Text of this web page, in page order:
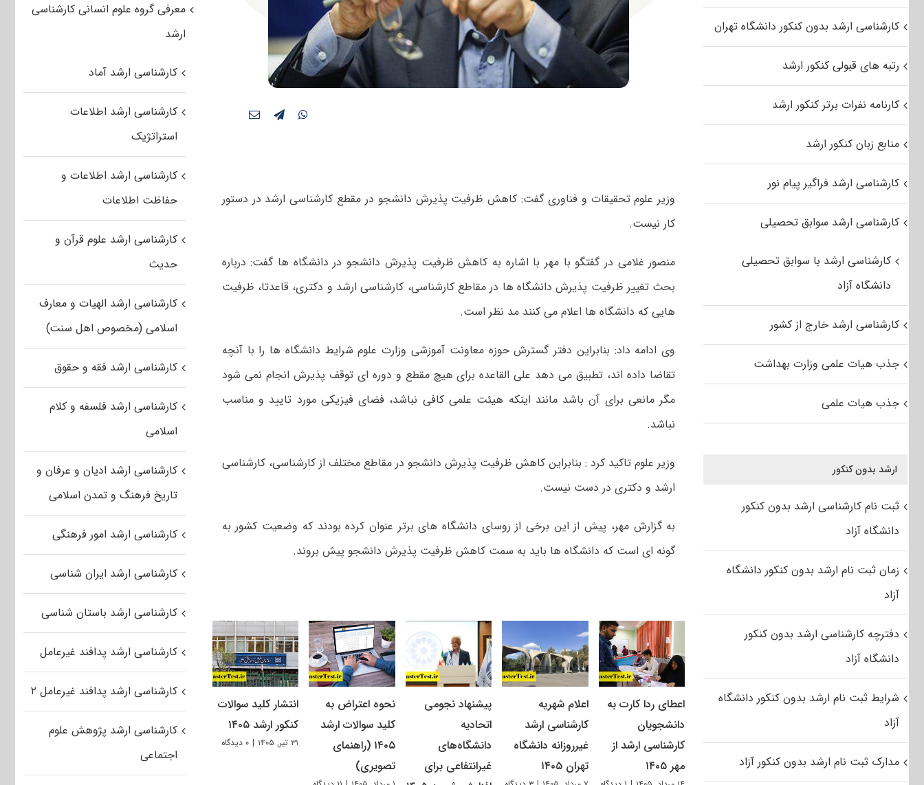
وزیر علوم تحقیقات و فناوری گفت: کاهش ظرفیت پذیرش دانشجو در مقطع کارشناسی ارشد در دستور
کار نیست.
منصور غلامی در گفتگو با مهر با اشاره به کاهش ظرفیت پذیرش دانشجو در دانشگاه ها گفت: درباره
بحث تغییر ظرفیت پذیرش دانشگاه ها در مقاطع کارشناسی، کارشناسی ارشد و دکتری، قاعدتا، ظرفیت
هایی که دانشگاه ها اعلام می کنند مد نظر است.
وی ادامه داد: بنابراین دفتر گسترش حوزه معاونت آموزشی وزارت علوم شرایط دانشگاه ها را با آنچه
تقاضا داده اند، تطبیق می دهد علی القاعده برای هیچ مقطع و دوره ای توقف پذیرش انجام نمی شود
مگر مانعی برای آن باشد مانند اینکه هیئت علمی کافی نباشد، فضای فیزیکی مورد تایید و مناسب
نباشد.
وزیر علوم تاکید کرد : بنابراین کاهش ظرفیت پذیرش دانشجو در مقاطع مختلف از کارشناسی، کارشناسی
ارشد و دکتری در دست نیست.
به گزارش مهر، پیش از این برخی از روسای دانشگاه های برتر عنوان کرده بودند که وضعیت کشور به
گونه ای است که دانشگاه ها باید به سمت کاهش ظرفیت پذیرش دانشجو پیش بروند.
اعطای ردا کارت به
دانشجویان
کارشناسی ارشد از
مهر ۱۴۰۵
اعلام شهریه
کارشناسی ارشد
غیرروزانه دانشگاه
تهران ۱۴۰۵
پیشنهاد نجومی
اتحادیه
دانشگاه‌های
غیرانتفاعی برای
نحوه اعتراض به
کلید سوالات ارشد
۱۴۰۵ (راهنمای
تصویری)
انتشار کلید سوالات
کنکور ارشد ۱۴۰۵
۳۱ تیر, ۱۴۰۵ | ۰ دیدگاه
معرفی گروه علوم انسانی کارشناسی
ارشد
کارشناسی ارشد آماد
کارشناسی ارشد اطلاعات
استراتژیک
کارشناسی ارشد اطلاعات و
حفاظت اطلاعات
کارشناسی ارشد علوم قرآن و
حدیث
کارشناسی ارشد الهیات و معارف
اسلامی (مخصوص اهل سنت)
کارشناسی ارشد فقه و حقوق
کارشناسی ارشد فلسفه و کلام
اسلامی
کارشناسی ارشد ادیان و عرفان و
تاریخ فرهنگ و تمدن اسلامی
کارشناسی ارشد امور فرهنگی
کارشناسی ارشد ایران شناسی
کارشناسی ارشد باستان شناسی
کارشناسی ارشد پدافند غیرعامل
کارشناسی ارشد پدافند غیرعامل ۲
کارشناسی ارشد پژوهش علوم
اجتماعی
کارشناسی ارشد بدون کنکور دانشگاه تهران
رتبه های قبولی کنکور ارشد
کارنامه نفرات برتر کنکور ارشد
منابع زبان کنکور ارشد
کارشناسی ارشد فراگیر پیام نور
کارشناسی ارشد سوابق تحصیلی
کارشناسی ارشد با سوابق تحصیلی
دانشگاه آزاد
کارشناسی ارشد خارج از کشور
جذب هیات علمی وزارت بهداشت
جذب هیات علمی
ارشد بدون کنکور
ثبت نام کارشناسی ارشد بدون کنکور
دانشگاه آزاد
زمان ثبت نام ارشد بدون کنکور دانشگاه
آزاد
دفترچه کارشناسی ارشد بدون کنکور
دانشگاه آزاد
شرایط ثبت نام ارشد بدون کنکور دانشگاه
آزاد
مدارک ثبت نام ارشد بدون کنکور آزاد